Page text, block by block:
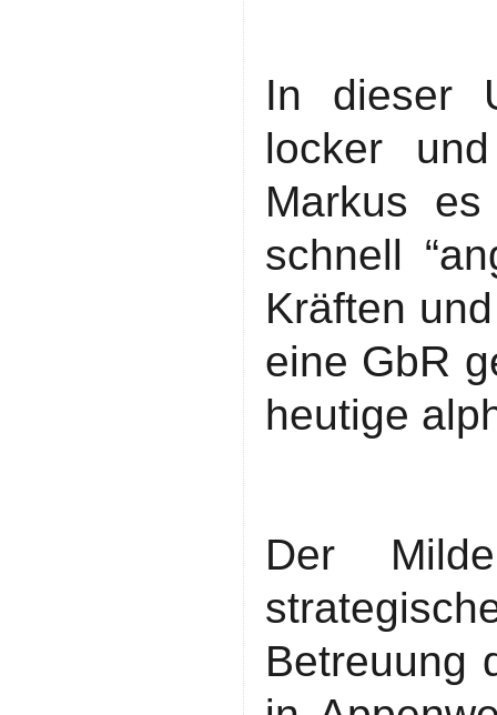
In dieser
locker
Markus
schnell
Kräften
eine GbR
heutige
Der
Betreuung